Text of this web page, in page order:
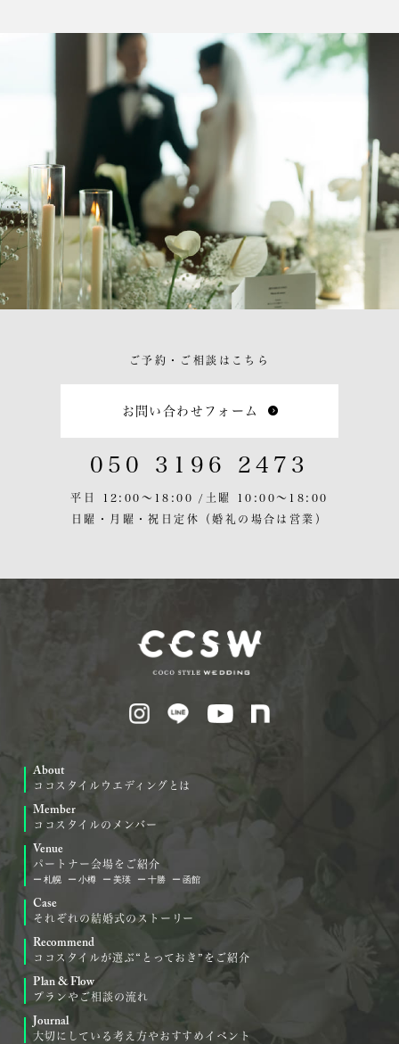
ご予約・ご相談はこちら
お問い合わせフォーム
050 3196 2473
平日 12:00〜18:00 / 土曜 10:00〜18:00
日曜・月曜・祝日定休
（婚礼の場合は営業）
About
ココスタイルウエディングとは
Member
ココスタイルのメンバー
Venue
パートナー会場をご紹介
札幌 小樽 美瑛 十勝 函館
Case
それぞれの結婚式のストーリー
Recommend
ココスタイルが選ぶ“とっておき”をご紹介
Plan & Flow
プランやご相談の流れ
Journal
大切にしている考え方やおすすめイベント